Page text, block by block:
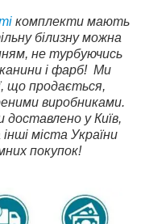
комплекти мають
білизну можна
не турбуючись
і фарб! Ми
що продається,
виробниками.
у Київ,
міста України
покупок!